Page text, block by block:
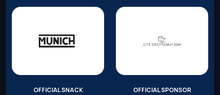
OFFICIAL SNACK OFFICIAL SPONSOR